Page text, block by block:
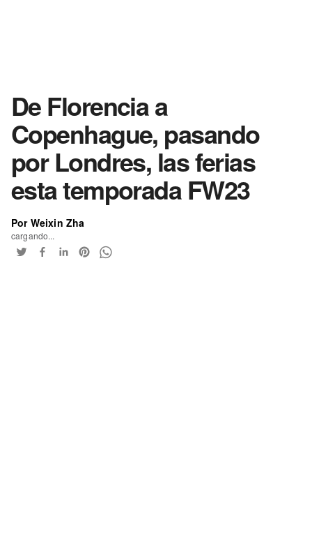
De Florencia a
Copenhague, pasando
por Londres, las ferias
esta temporada FW23
Por Weixin Zha
cargando...